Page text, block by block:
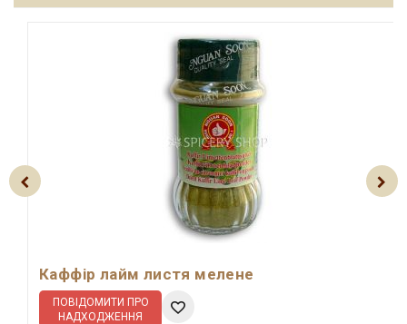
Каффір лайм листя мелене
ПОВІДОМИТИ ПРО
НАДХОДЖЕННЯ